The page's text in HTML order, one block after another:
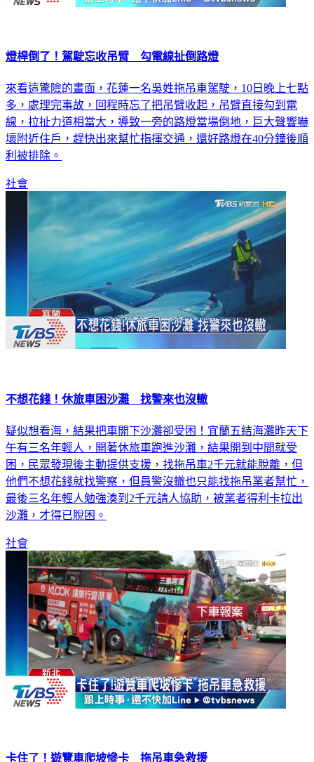
燈桿倒了！駕駛忘收吊臂 勾電線扯倒路燈
來看這驚險的畫面，花蓮一名吳姓拖吊車駕駛，10日晚上七點
多，處理完事故，回程時忘了把吊臂收起，吊臂直接勾到電
線，拉扯力道相當大，導致一旁的路燈當場倒地，巨大聲響嚇
壞附近住戶，趕快出來幫忙指揮交通，還好路燈在40分鐘後順
利被排除。
社會
不想花錢！休旅車困沙灘 找警來也沒轍
疑似想看海，結果把車開下沙灘卻受困！宜蘭五結海灘昨天下
午有三名年輕人，開著休旅車跑進沙灘，結果開到中間就受
困，民眾發現後主動提供支援，找拖吊車2千元就能脫離，但
他們不想花錢就找警察，但員警沒轍也只能找拖吊業者幫忙，
最後三名年輕人勉強湊到2千元請人協助，被業者得利卡拉出
沙灘，才得已脫困。
社會
卡住了！遊覽車爬坡慘卡 拖吊車急救援